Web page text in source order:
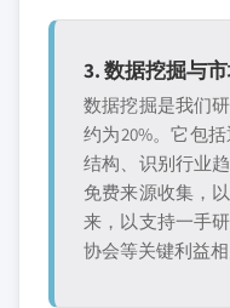
3. 数据挖掘与
数据挖掘是我们
约为20%。它包
结构、识别行业
免费来源收集，
来，以支持一手
协会等关键利益相